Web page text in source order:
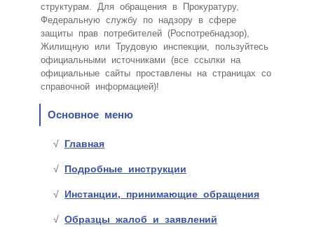
структурам. Для обращения в Прокуратуру,
Федеральную службу по надзору в сфере
защиты прав потребителей (Роспотребнадзор),
Жилищную или Трудовую инспекции, пользуйтесь
официальными источниками (все ссылки на
официальные сайты проставлены на страницах со
справочной информацией)!
Основное меню
Главная
Подробные инструкции
Инстанции, принимающие обращения
Образцы жалоб и заявлений